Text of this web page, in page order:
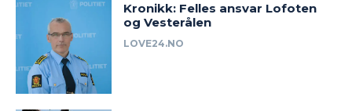
Kronikk: Felles ansvar Lofoten
og Vesterålen
LOVE24.NO